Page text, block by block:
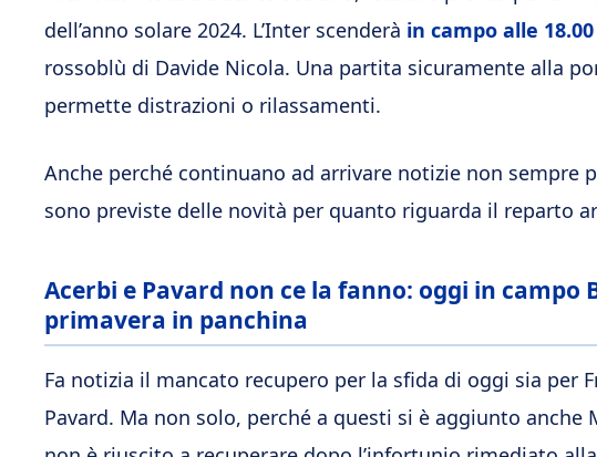
dell’anno solare 2024. L’Inter scenderà in campo alle
rossoblù di Davide Nicola. Una partita sicuramente alla
permette distrazioni o rilassamenti.
Anche perché continuano ad arrivare notizie non sempre
sono previste delle novità per quanto riguarda il reparto
Acerbi e Pavard non ce la fanno: oggi in campo
primavera in panchina
Fa notizia il mancato recupero per la sfida di oggi sia per
Pavard. Ma non solo, perché a questi si è aggiunto